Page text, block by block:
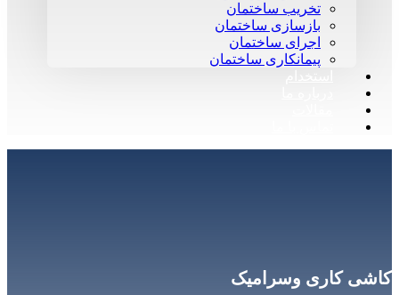
تخریب ساختمان
بازسازی ساختمان
اجرای ساختمان
پیمانکاری ساختمان
کاشی کاری وسرامیک